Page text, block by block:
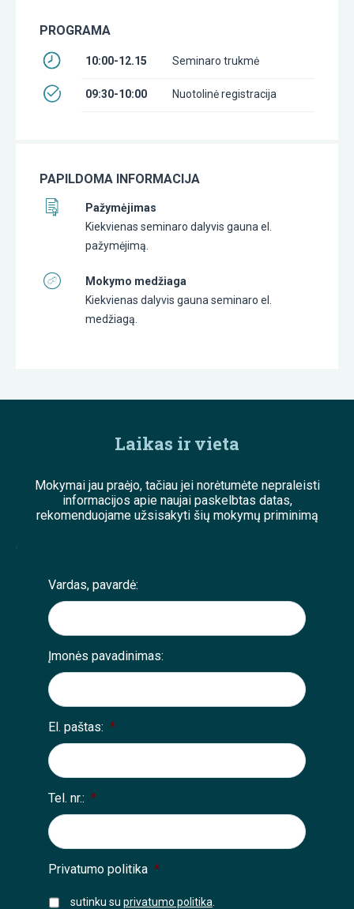
PROGRAMA
10:00-12.15 Seminaro trukmė
09:30-10:00 Nuotolinė registracija
PAPILDOMA INFORMACIJA
Pažymėjimas
Kiekvienas seminaro dalyvis gauna el.
pažymėjimą.
Mokymo medžiaga
Kiekvienas dalyvis gauna seminaro el.
medžiagą.
Laikas ir vieta
Mokymai jau praėjo, tačiau jei norėtumėte nepraleisti
informacijos apie naujai paskelbtas datas,
rekomenduojame užsisakyti šių mokymų priminimą
;
Vardas, pavardė:
Įmonės pavadinimas:
El. paštas: *
Tel. nr.: *
Privatumo politika *
sutinku su privatumo politika